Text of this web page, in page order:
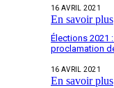
16 AVRIL 2021
En savoir plus
Élections 2021
proclamation
16 AVRIL 2021
En savoir plus